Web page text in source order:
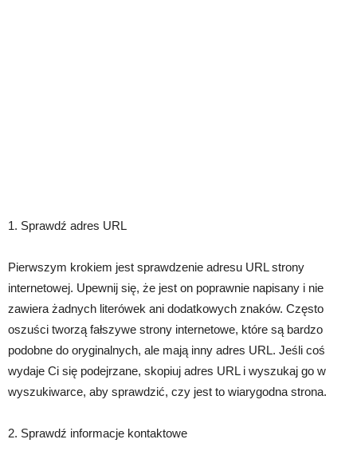
1. Sprawdź adres URL
Pierwszym krokiem jest sprawdzenie adresu URL strony
internetowej. Upewnij się, że jest on poprawnie napisany i nie
zawiera żadnych literówek ani dodatkowych znaków. Często
oszuści tworzą fałszywe strony internetowe, które są bardzo
podobne do oryginalnych, ale mają inny adres URL. Jeśli coś
wydaje Ci się podejrzane, skopiuj adres URL i wyszukaj go w
wyszukiwarce, aby sprawdzić, czy jest to wiarygodna strona.
2. Sprawdź informacje kontaktowe